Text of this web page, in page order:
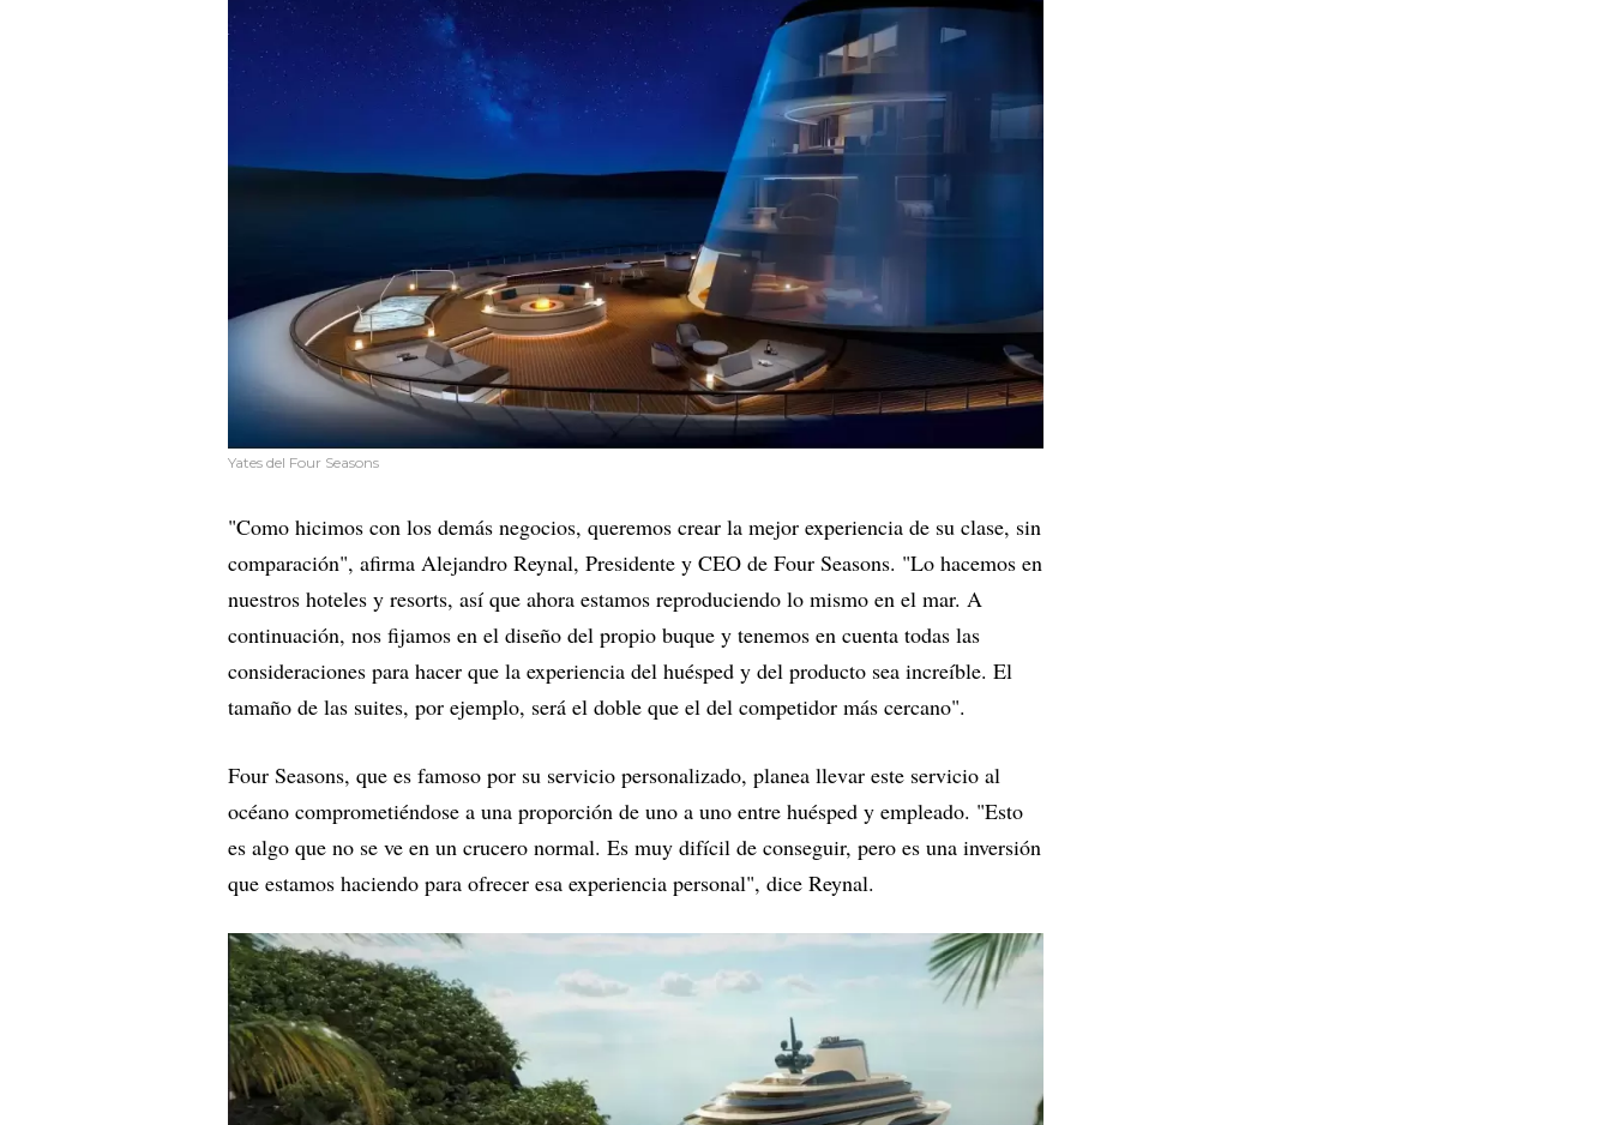
Yates del Four Seasons
"Como hicimos con los demás negocios, queremos crear la mejor experiencia de su clase, sin
comparación", afirma Alejandro Reynal, Presidente y CEO de Four Seasons. "Lo hacemos en
nuestros hoteles y resorts, así que ahora estamos reproduciendo lo mismo en el mar. A
continuación, nos fijamos en el diseño del propio buque y tenemos en cuenta todas las
consideraciones para hacer que la experiencia del huésped y del producto sea increíble. El
tamaño de las suites, por ejemplo, será el doble que el del competidor más cercano".
Four Seasons, que es famoso por su servicio personalizado, planea llevar este servicio al
océano comprometiéndose a una proporción de uno a uno entre huésped y empleado. "Esto
es algo que no se ve en un crucero normal. Es muy difícil de conseguir, pero es una inversión
que estamos haciendo para ofrecer esa experiencia personal", dice Reynal.